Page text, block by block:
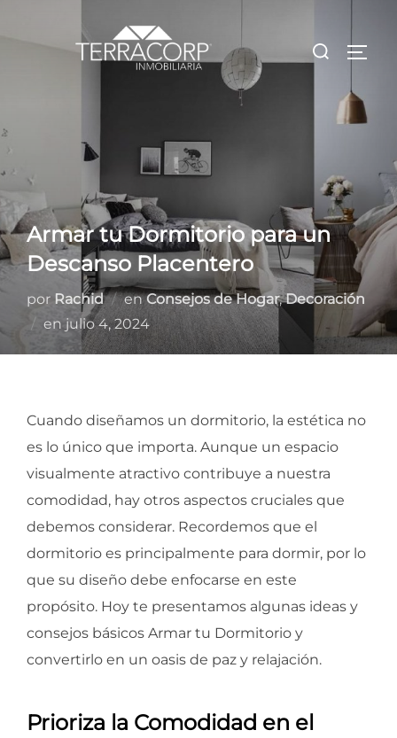
Buscar:
Armar tu Dormitorio para un
Descanso Placentero
por Rachid enConsejos de Hogar,Decoración
enPublicado
el
julio 4, 2024
Cuando diseñamos un dormitorio, la estética no
es lo único que importa. Aunque un espacio
visualmente atractivo contribuye a nuestra
comodidad, hay otros aspectos cruciales que
debemos considerar. Recordemos que el
dormitorio es principalmente para dormir, por lo
que su diseño debe enfocarse en este
propósito. Hoy te presentamos algunas ideas y
consejos básicos Armar tu Dormitorio y
convertirlo en un oasis de paz y relajación.
Prioriza la Comodidad en el